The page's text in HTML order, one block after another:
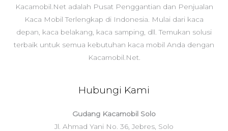
Kacamobil.Net adalah Pusat Penggantian dan Penjualan
Kaca Mobil Terlengkap di Indonesia. Mulai dari kaca
depan, kaca belakang, kaca samping, dll. Temukan solusi
terbaik untuk semua kebutuhan kaca mobil Anda dengan
Kacamobil.Net.
Hubungi Kami
Gudang Kacamobil Solo
Jl. Ahmad Yani No. 36, Jebres, Solo